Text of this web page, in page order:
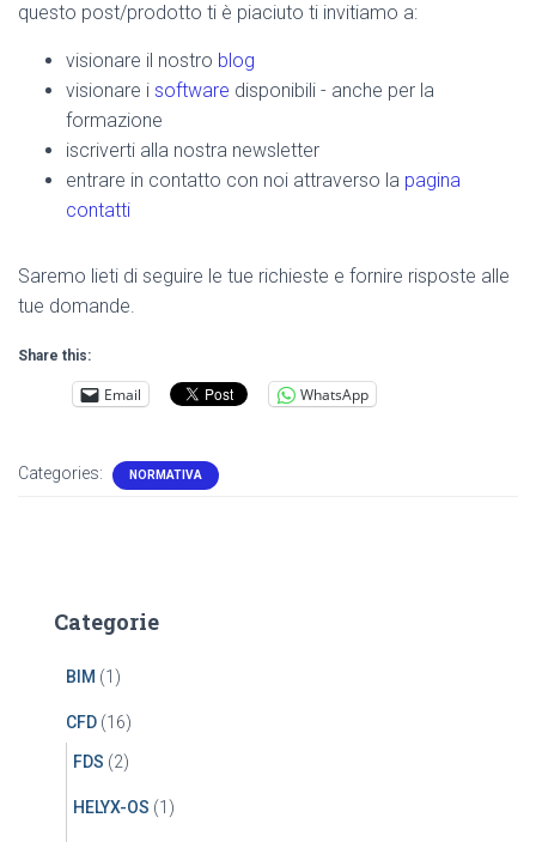
questo post/prodotto ti è piaciuto ti invitiamo a:
visionare il nostro blog
visionare i software disponibili - anche per la
formazione
iscriverti alla nostra newsletter
entrare in contatto con noi attraverso la pagina
contatti
Saremo lieti di seguire le tue richieste e fornire risposte alle
tue domande.
Share this:
Email WhatsApp
Categories: NORMATIVA
Categorie
BIM (1)
CFD (16)
FDS (2)
HELYX-OS (1)